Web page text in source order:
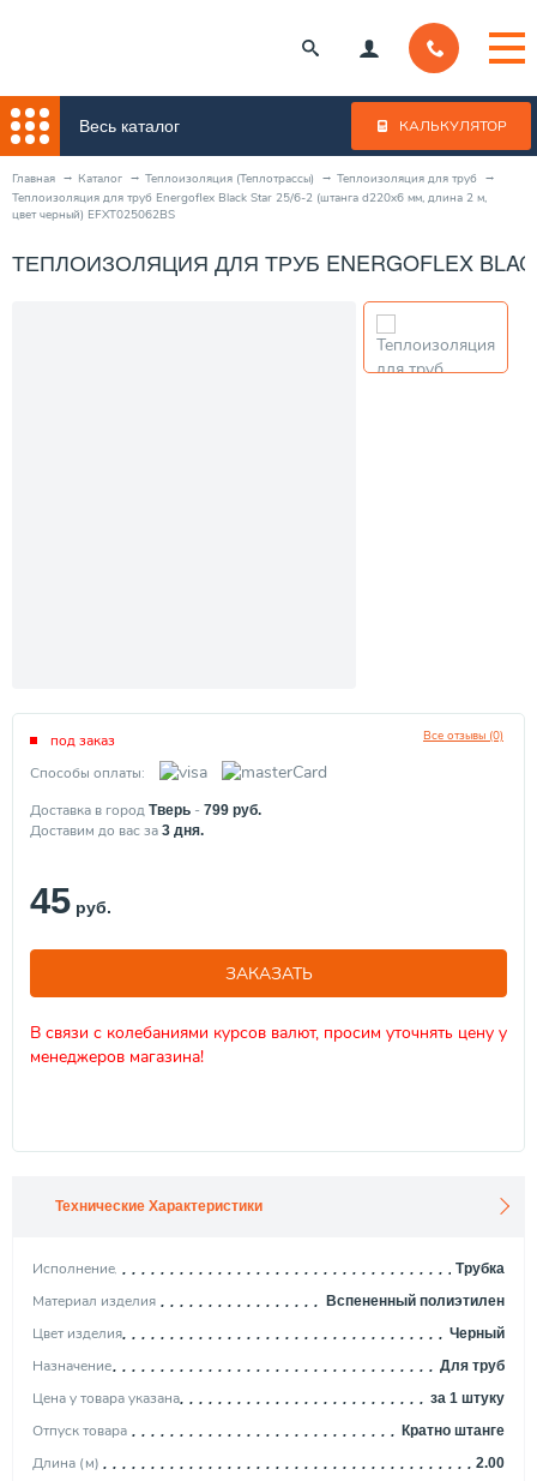
Весь каталог КАЛЬКУЛЯТОР
Главная Каталог Теплоизоляция (Теплотрассы)
Теплоизоляция для труб
Теплоизоляция для труб Energoflex Black Star 25/6-2 (штанга d220x6 мм, длина 2 м,
цвет черный) EFXT025062BS
ТЕПЛОИЗОЛЯЦИЯ ДЛЯ ТРУБ ENERGOFLEX
Все отзывы (0)
под заказ
Способы оплаты:
Доставка в город Тверь - 799 руб.
Доставим до вас за 3 дня.
45 руб.
ЗАКАЗАТЬ
В связи с колебаниями курсов валют, просим уточнять цену у
менеджеров магазина!
Технические Характеристики
Исполнение Трубка
Материал изделия Вспененный полиэтилен
Цвет изделия Черный
Назначение Для труб
Цена у товара указана за 1 штуку
Отпуск товара Кратно штанге
Длина (м) 2.00